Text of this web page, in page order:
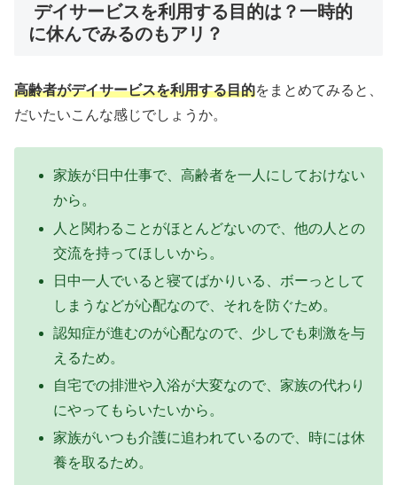
デイサービスを利用する目的は？一時的
に休んでみるのもアリ？
高齢者がデイサービスを利用する目的をまとめてみると、
だいたいこんな感じでしょうか。
家族が日中仕事で、高齢者を一人にしておけない
から。
人と関わることがほとんどないので、他の人との
交流を持ってほしいから。
日中一人でいると寝てばかりいる、ボーっとして
しまうなどが心配なので、それを防ぐため。
認知症が進むのが心配なので、少しでも刺激を与
えるため。
自宅での排泄や入浴が大変なので、家族の代わり
にやってもらいたいから。
家族がいつも介護に追われているので、時には休
養を取るため。